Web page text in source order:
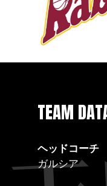
TEAM
ヘッドコーチ
ガルシア